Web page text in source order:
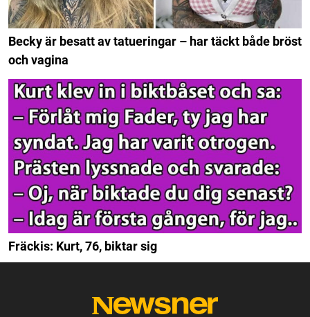
Becky är besatt av tatueringar – har täckt både bröst
och vagina
Fräckis: Kurt, 76, biktar sig